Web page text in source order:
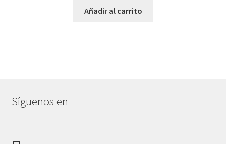
Añadir al carrito
Síguenos en